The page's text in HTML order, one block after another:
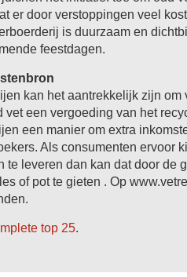
er door verstoppingen veel
is duurzaam en
feestdagen.
kan het aantrekkelijk zijn
vet een vergoeding van het
een manier om extra
Als consumenten ervoor
te leveren dan kan dat door de
of pot te gieten . Op
top 25.